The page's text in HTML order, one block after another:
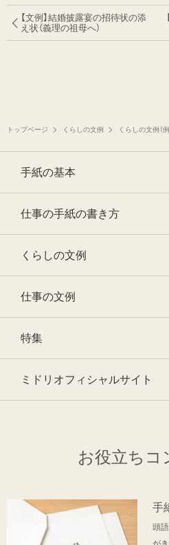
【文例】結婚披露宴の招待状の添
え状（義理の祖母へ）
トップページ くらしの文例 くらしの文例（
手紙の基本
仕事の手紙の書き方
くらしの文例
仕事の文例
特集
ミドリオフィシャルサイト
お役立ちコ
手
頭